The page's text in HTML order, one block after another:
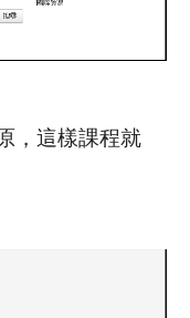
，這樣課程就